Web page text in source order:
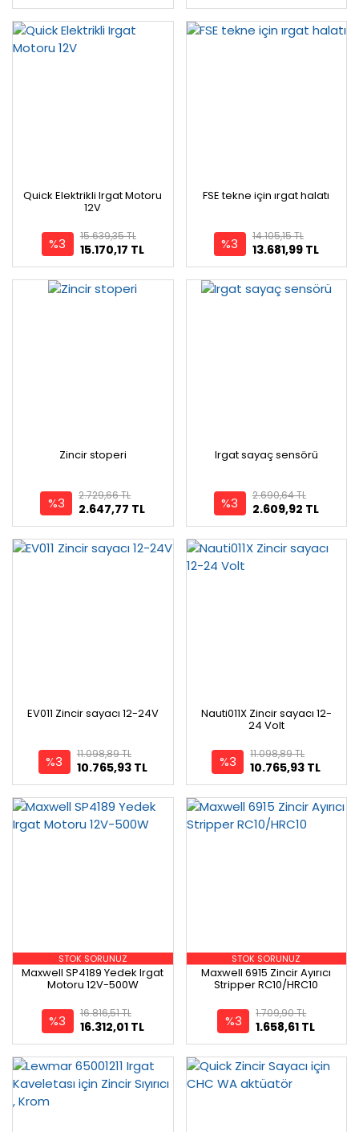
Quick Elektrikli Irgat Motoru
12V
%3 15.170,17 TL
15.639,35 TL
FSE tekne için ırgat halatı
%3 13.681,99 TL
14.105,15 TL
Zincir stoperi
%3 2.647,77 TL
2.729,66 TL
Irgat sayaç sensörü
%3 2.609,92 TL
2.690,64 TL
EV011 Zincir sayacı 12-24V
%3 10.765,93 TL
11.098,89 TL
Nauti011X Zincir sayacı 12-
24 Volt
%3 10.765,93 TL
11.098,89 TL
STOK SORUNUZ
Maxwell SP4189 Yedek Irgat
Motoru 12V-500W
%3 16.312,01 TL
16.816,51 TL
STOK SORUNUZ
Maxwell 6915 Zincir Ayırıcı
Stripper RC10/HRC10
%3 1.658,61 TL
1.709,90 TL